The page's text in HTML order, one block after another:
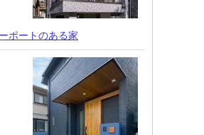
ポートのある家